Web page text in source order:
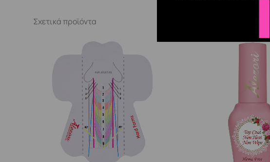
Σχετικά προϊόντα